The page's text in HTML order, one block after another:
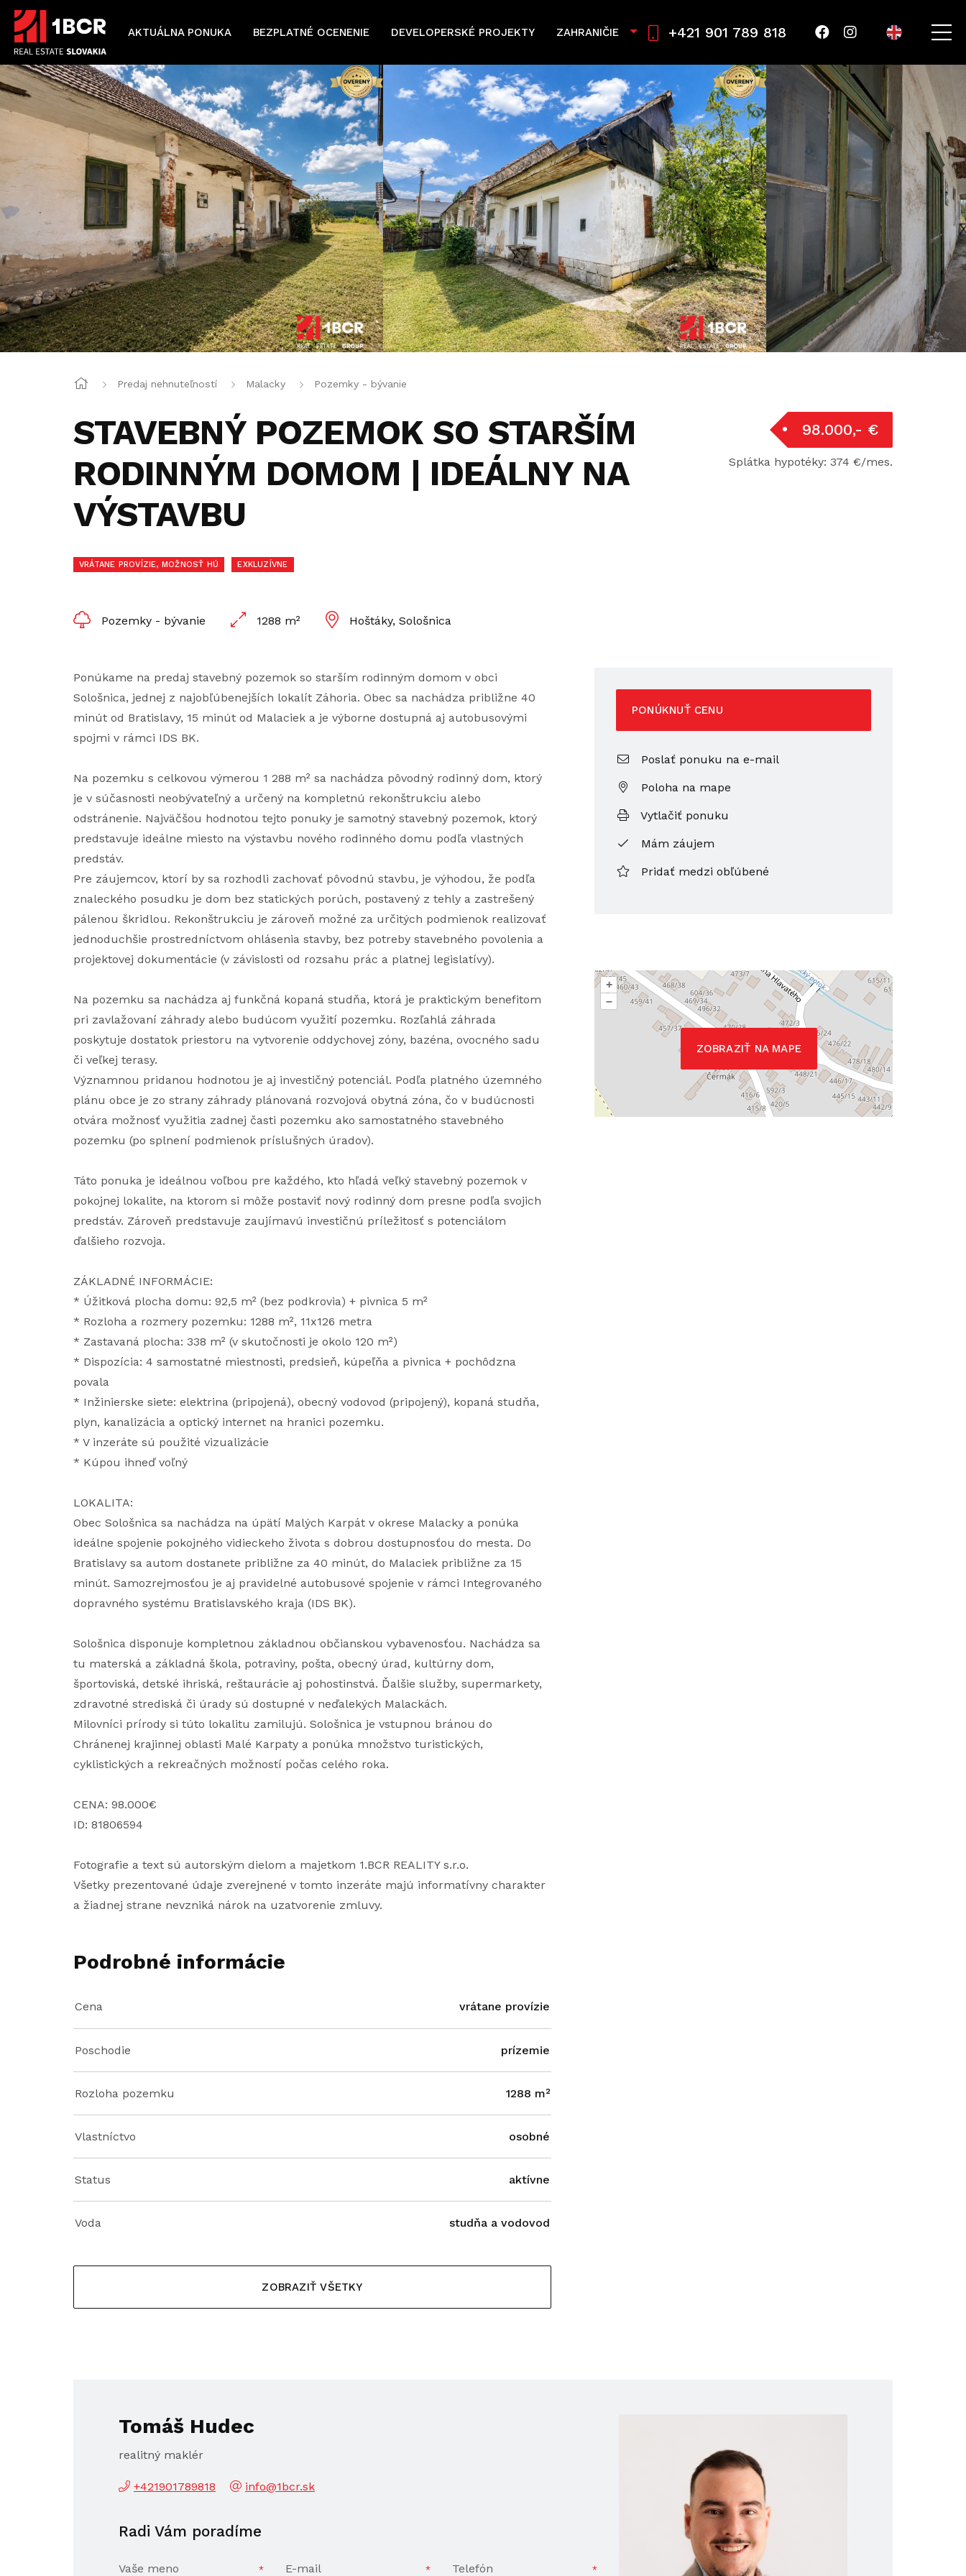
AKTUÁLNA PONUKA BEZPLATNÉ OCENENIE DEVELOPERSKÉ PROJEKTY ZAHRANIČIE +421 901 789 818
Predaj nehnuteľností Malacky Pozemky - bývanie
STAVEBNÝ POZEMOK SO STARŠÍM
RODINNÝM DOMOM | IDEÁLNY NA
VÝSTAVBU
VRÁTANE PROVÍZIE, MOŽNOSŤ HÚ EXKLUZÍVNE
98.000,- €
Splátka hypotéky: 374 €/mes.
Pozemky - bývanie 1288 m² Hoštáky, Sološnica
Ponúkame na predaj stavebný pozemok so starším rodinným domom v obci
Sološnica, jednej z najobľúbenejších lokalít Záhoria. Obec sa nachádza približne 40
minút od Bratislavy, 15 minút od Malaciek a je výborne dostupná aj autobusovými
spojmi v rámci IDS BK.
Na pozemku s celkovou výmerou 1 288 m² sa nachádza pôvodný rodinný dom, ktorý
je v súčasnosti neobývateľný a určený na kompletnú rekonštrukciu alebo
odstránenie. Najväčšou hodnotou tejto ponuky je samotný stavebný pozemok, ktorý
predstavuje ideálne miesto na výstavbu nového rodinného domu podľa vlastných
predstáv.
Pre záujemcov, ktorí by sa rozhodli zachovať pôvodnú stavbu, je výhodou, že podľa
znaleckého posudku je dom bez statických porúch, postavený z tehly a zastrešený
pálenou škridlou. Rekonštrukciu je zároveň možné za určitých podmienok realizovať
jednoduchšie prostredníctvom ohlásenia stavby, bez potreby stavebného povolenia a
projektovej dokumentácie (v závislosti od rozsahu prác a platnej legislatívy).
Na pozemku sa nachádza aj funkčná kopaná studňa, ktorá je praktickým benefitom
pri zavlažovaní záhrady alebo budúcom využití pozemku. Rozľahlá záhrada
poskytuje dostatok priestoru na vytvorenie oddychovej zóny, bazéna, ovocného sadu
či veľkej terasy.
Významnou pridanou hodnotou je aj investičný potenciál. Podľa platného územného
plánu obce je zo strany záhrady plánovaná rozvojová obytná zóna, čo v budúcnosti
otvára možnosť využitia zadnej časti pozemku ako samostatného stavebného
pozemku (po splnení podmienok príslušných úradov).
Táto ponuka je ideálnou voľbou pre každého, kto hľadá veľký stavebný pozemok v
pokojnej lokalite, na ktorom si môže postaviť nový rodinný dom presne podľa svojich
predstáv. Zároveň predstavuje zaujímavú investičnú príležitosť s potenciálom
ďalšieho rozvoja.
ZÁKLADNÉ INFORMÁCIE:
* Úžitková plocha domu: 92,5 m² (bez podkrovia) + pivnica 5 m²
* Rozloha a rozmery pozemku: 1288 m², 11x126 metra
* Zastavaná plocha: 338 m² (v skutočnosti je okolo 120 m²)
* Dispozícia: 4 samostatné miestnosti, predsieň, kúpeľňa a pivnica + pochôdzna
povala
* Inžinierske siete: elektrina (pripojená), obecný vodovod (pripojený), kopaná studňa,
plyn, kanalizácia a optický internet na hranici pozemku.
* V inzeráte sú použité vizualizácie
* Kúpou ihneď voľný
LOKALITA:
Obec Sološnica sa nachádza na úpätí Malých Karpát v okrese Malacky a ponúka
ideálne spojenie pokojného vidieckeho života s dobrou dostupnosťou do mesta. Do
Bratislavy sa autom dostanete približne za 40 minút, do Malaciek približne za 15
minút. Samozrejmosťou je aj pravidelné autobusové spojenie v rámci Integrovaného
dopravného systému Bratislavského kraja (IDS BK).
Sološnica disponuje kompletnou základnou občianskou vybavenosťou. Nachádza sa
tu materská a základná škola, potraviny, pošta, obecný úrad, kultúrny dom,
športoviská, detské ihriská, reštaurácie aj pohostinstvá. Ďalšie služby, supermarkety,
zdravotné strediská či úrady sú dostupné v neďalekých Malackách.
Milovníci prírody si túto lokalitu zamilujú. Sološnica je vstupnou bránou do
Chránenej krajinnej oblasti Malé Karpaty a ponúka množstvo turistických,
cyklistických a rekreačných možností počas celého roka.
CENA: 98.000€
ID: 81806594
Fotografie a text sú autorským dielom a majetkom 1.BCR REALITY s.r.o.
Všetky prezentované údaje zverejnené v tomto inzeráte majú informatívny charakter
a žiadnej strane nevzniká nárok na uzatvorenie zmluvy.
Podrobné informácie
Cena vrátane provízie
Poschodie prízemie
Rozloha pozemku 1288 m²
Vlastníctvo osobné
Status aktívne
Voda studňa a vodovod
ZOBRAZIŤ VŠETKY
PONÚKNUŤ CENU
Poslať ponuku na e-mail
Poloha na mape
Vytlačiť ponuku
Mám záujem
Pridať medzi obľúbené
ZOBRAZIŤ NA MAPE
+
–
Tomáš Hudec
realitný maklér
+421901789818 info@1bcr.sk
Radi Vám poradíme
Vaše meno E-mail Telefón